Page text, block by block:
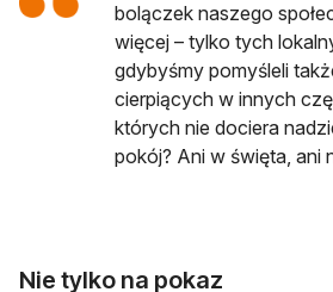
bolączek naszego
więcej – tylko tych
gdybyśmy pomyśleli
cierpiących w innych
których nie dociera
pokój? Ani w święta, ani
Nie tylko na pokaz